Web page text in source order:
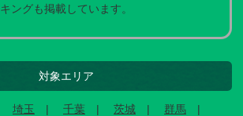
キングも掲載しています。
対象エリア
埼玉 千葉 茨城
群馬